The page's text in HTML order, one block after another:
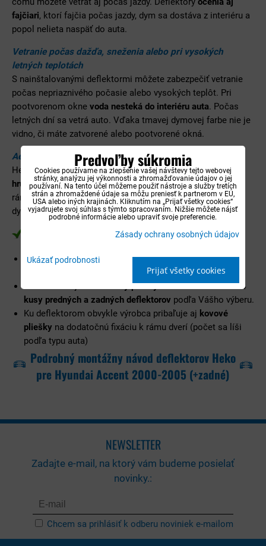
fajčiari, ktorí fajčia počas jazdy, dym sa dostáva z interiéru a
popol nelieta naspäť do auta.
Vetranie počas dažďa, sneženia alebo pri vysokých
letných teplotách
S nainštalovanými deflektormi môžete zabezpečiť vetranie
počas nepriaznivého počasie alebo vysokých teplôt. Pri
pootvorenom okne voda nesteká do interiéru auta. Počas
letných dní sa vetrá auto. Vďaka tmavej dymovej farbe nie je
vidno, či máte zatvorené alebo pootvorené okná.
Aerodynamický tmavý dizajn
Heko deflektory sa vyrábajú z odolného tmavého akrylu o
hrúbke cca 3 mm, ktorý je presne spracovaný pre daný tvar
rámu okna. Aj napriek tomu, že deflektory sú z tmavého
dymového materiálu, tak sú zároveň ajopticky priehľadné
Čo obsahuje balenie deflektorov Heko
Deflektory balíme do krabíc vyrobených na mieru, aby
deflektory doručili bez poškodenia.
2 kusy predných deflektorovalebo 4
kusy predných a zadných deflektorov podľa Vášho výberu.
Ku deflektorom obvykle výrobca pribaľuje aj kovové
pliešky na dodatočnú fixáciu k rámu dverí (počet sa líši
podľa typu auta)
Podrobný montážny návod deflektorov Heko
pre Hyundai Accent 2000-2005 (+zadné)
NEWSLETTER
Zadajte e-mail, na ktorý vám budeme posielať
novinky.:
Chcem sa prihlásiť k odberu noviniek e-mailom
Predvoľby súkromia
Cookies používame na zlepšenie vašej návštevy tejto webovej
stránky, analýzu jej výkonnosti a zhromažďovanie údajov o jej
používaní. Na tento účel môžeme použiť nástroje a služby tretích
strán a zhromaždené údaje sa môžu preniesť k partnerom v EÚ,
USA alebo iných krajinách. Kliknutím na „Prijať všetky cookies“
vyjadrujete svoj súhlas s týmto spracovaním. Nižšie môžete nájsť
podrobné informácie alebo upraviť svoje preferencie.
Zásady ochrany osobných údajov
Ukázať podrobnosti
Prijať všetky cookies